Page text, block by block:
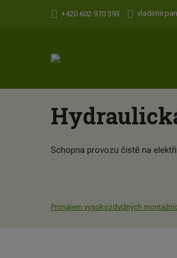
+420 602 970 393
Schopna provozu čistě na
Pronájem vysokozdvižných